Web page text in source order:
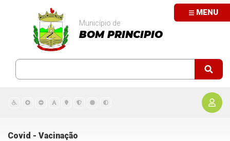
MENU
Município de
BOM PRINCIPIO
Covid - Vacinação